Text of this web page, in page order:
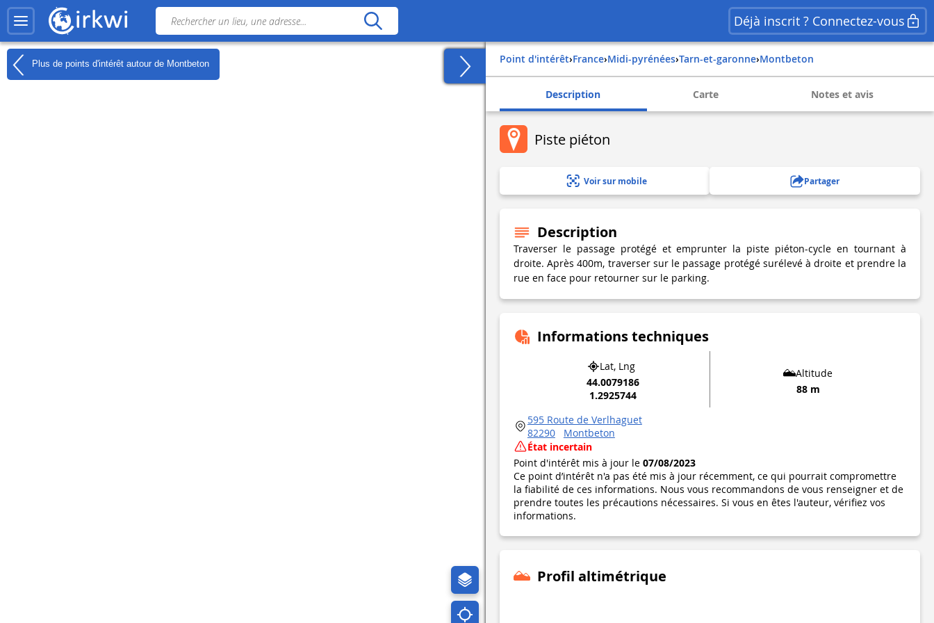
Déjà inscrit ? Connectez-vous
Plus de points d'intérêt autour de Montbeton Point d'intérêt› france› midi-pyrénées› tarn-et-garonne› montbeton
Description Carte Notes et avis
Piste piéton
Voir sur mobile Partager
Description
Traverser le passage protégé et emprunter la piste piéton-cycle en tournant à
droite. Après 400m, traverser sur le passage protégé surélevé à droite et prendre la
rue en face pour retourner sur le parking.
Informations techniques
Lat, Lng
44.0079186
1.2925744
Altitude
88 m
595 Route de Verlhaguet
82290
Montbeton
État incertain
Point d'intérêt mis à jour le 07/08/2023
Ce point d’intérêt n'a pas été mis à jour récemment, ce qui pourrait compromettre
la fiabilité de ces informations. Nous vous recommandons de vous renseigner et de
prendre toutes les précautions nécessaires. Si vous en êtes l'auteur, vérifiez vos
informations.
Profil altimétrique